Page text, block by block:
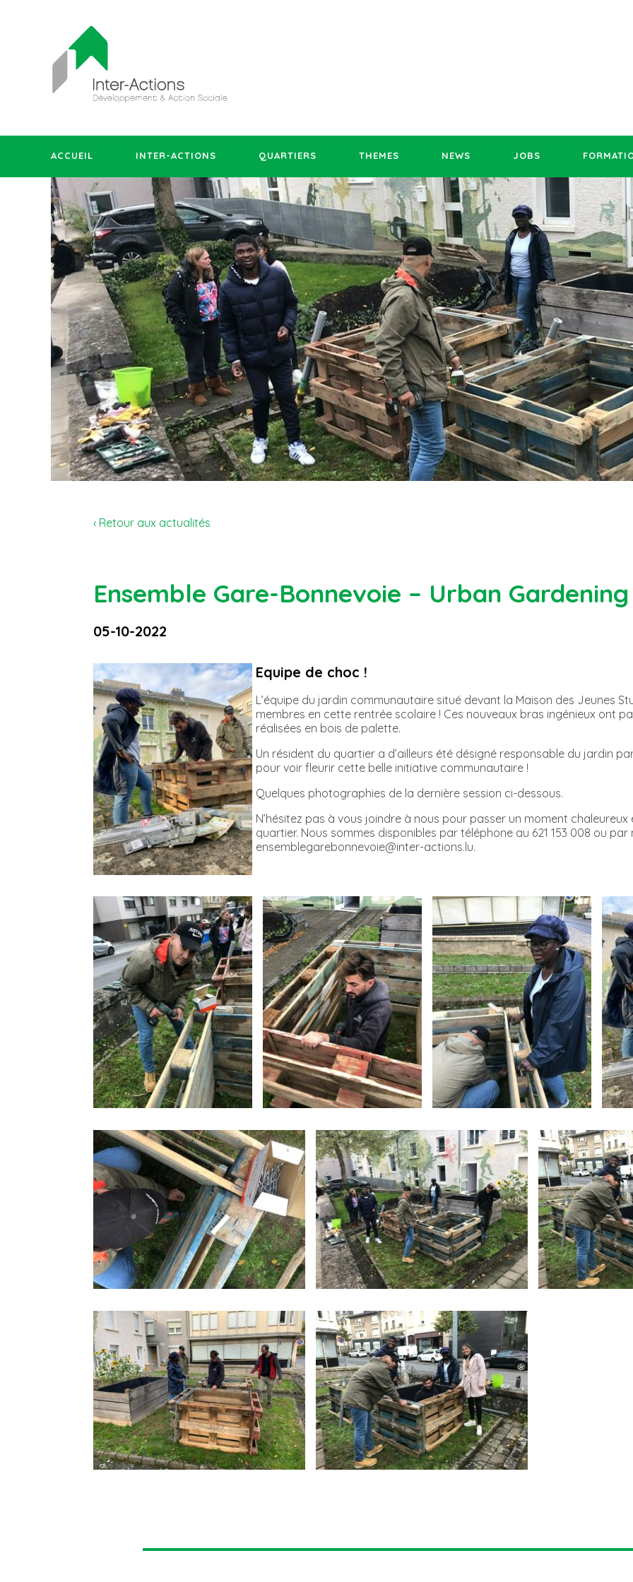
ACCUEIL INTER-ACTIONS QUARTIERS THEMES NEWS JOBS
‹ Retour aux actualités
Ensemble Gare-Bonnevoie – Urban Gardening
05-10-2022
Equipe de choc !
L’équipe du jardin communautaire situé devant la Maison des Jeunes
membres en cette rentrée scolaire ! Ces nouveaux bras ingénieux ont
réalisées en bois de palette.
Un résident du quartier a d’ailleurs été désigné responsable du jardin
pour voir fleurir cette belle initiative communautaire !
Quelques photographies de la dernière session ci-dessous.
N’hésitez pas à vous joindre à nous pour passer un moment
quartier. Nous sommes disponibles par téléphone au 621 153 008 ou par
ensemblegarebonnevoie@inter-actions.lu.